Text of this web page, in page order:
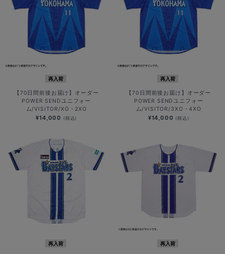
再入荷
【70日間前後お届け】オーダー
POWER SENDユニフォー
ム/VISITOR/XO・2XO
¥14,000 (税込)
再入荷
【70日間前後お届け】オーダー
POWER SENDユニフォー
ム/VISITOR/3XO・4XO
¥14,000 (税込)
再入荷 再入荷